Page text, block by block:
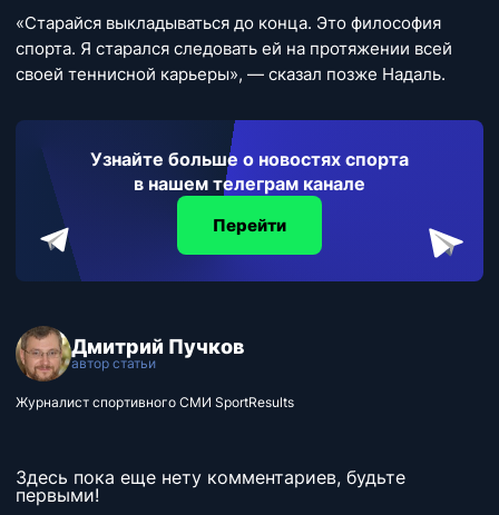
«Старайся выкладываться до конца. Это философия
спорта. Я старался следовать ей на протяжении всей
своей теннисной карьеры», — сказал позже Надаль.
Узнайте больше о новостях спорта
в нашем телеграм канале
Перейти
Дмитрий Пучков
автор статьи
Журналист спортивного СМИ SportResults
Здесь пока еще нету комментариев, будьте
первыми!